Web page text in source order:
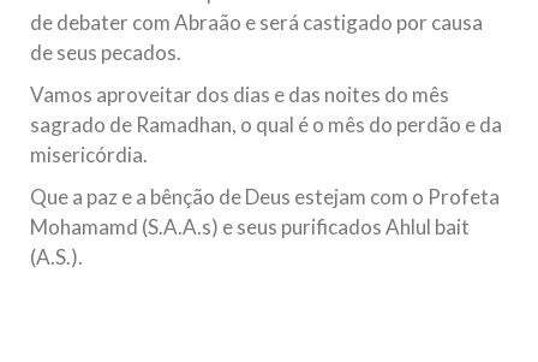
de debater com Abraão e será castigado por causa
de seus pecados.
Vamos aproveitar dos dias e das noites do mês
sagrado de Ramadhan, o qual é o mês do perdão e da
misericórdia.
Que a paz e a bênção de Deus estejam com o Profeta
Mohamamd (S.A.A.s) e seus purificados Ahlul bait
(A.S.).